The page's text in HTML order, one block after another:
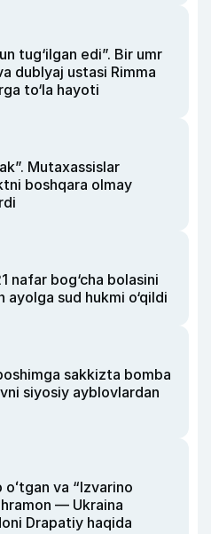
tug‘ilgan edi”. Bir umr
dublyaj ustasi Rimma
to‘la hayoti
Mutaxassislar
boshqara olmay
nafar bog‘cha bolasini
sud hukmi o‘qildi
sakkizta bomba
siyosiy ayblovlardan
va “Izvarino
— Ukraina
Drapatiy haqida